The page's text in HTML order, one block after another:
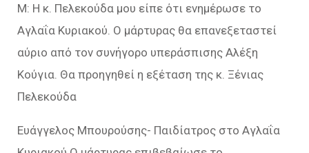
Μ: Η κ. Πελεκούδα μου είπε ότι ενημέρωσε το
Αγλαΐα Κυριακού. Ο μάρτυρας θα επανεξεταστεί
αύριο από τον συνήγορο υπεράσπισης Αλέξη
Κούγια. Θα προηγηθεί η εξέταση της κ. Ξένιας
Πελεκούδα
Ευάγγελος Μπουρούσης- Παιδίατρος στο Αγλαΐα